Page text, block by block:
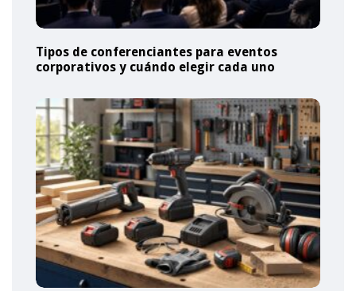
Tipos de conferenciantes para eventos
corporativos y cuándo elegir cada uno